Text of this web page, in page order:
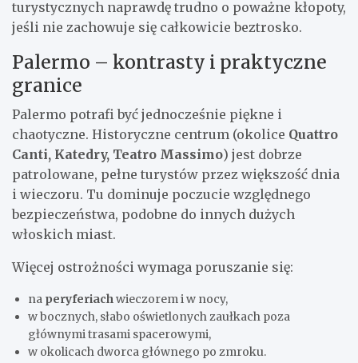
turystycznych naprawdę trudno o poważne kłopoty,
jeśli nie zachowuje się całkowicie beztrosko.
Palermo – kontrasty i praktyczne
granice
Palermo potrafi być jednocześnie piękne i
chaotyczne. Historyczne centrum (okolice Quattro
Canti, Katedry, Teatro Massimo) jest dobrze
patrolowane, pełne turystów przez większość dnia
i wieczoru. Tu dominuje poczucie względnego
bezpieczeństwa, podobne do innych dużych
włoskich miast.
Więcej ostrożności wymaga poruszanie się:
na peryferiachwieczorem i w nocy,
w bocznych, słabo oświetlonych zaułkach poza
głównymi trasami spacerowymi,
w okolicach dworca głównego po zmroku.